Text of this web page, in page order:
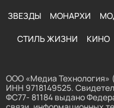
ЗВЕЗДЫ МОНАРХИ
СТИЛЬ ЖИЗНИ КИНО
ООО «Медиа Технология»
ИНН 9718149525.
ФС77- 81184 выдано